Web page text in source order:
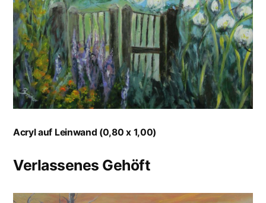
Acryl auf Leinwand (0,80 x 1,00)
Verlassenes Gehöft